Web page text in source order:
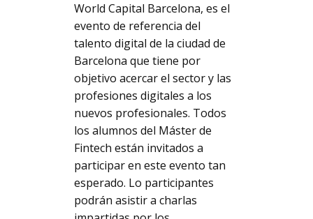
World Capital Barcelona, es el
evento de referencia del
talento digital de la ciudad de
Barcelona que tiene por
objetivo acercar el sector y las
profesiones digitales a los
nuevos profesionales. Todos
los alumnos del Máster de
Fintech están invitados a
participar en este evento tan
esperado. Lo participantes
podrán asistir a charlas